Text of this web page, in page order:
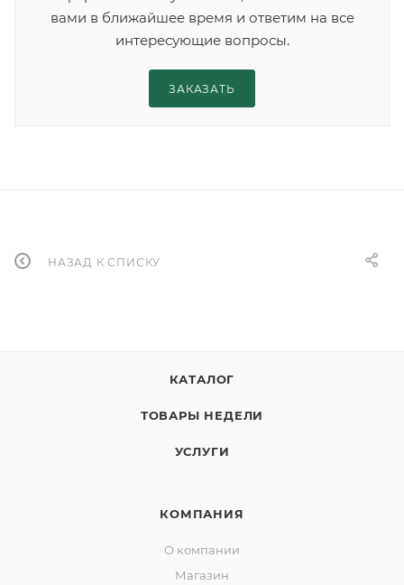
вами в ближайшее время и ответим на все
интересующие вопросы.
ЗАКАЗАТЬ
НАЗАД К СПИСКУ
КАТАЛОГ
ТОВАРЫ НЕДЕЛИ
УСЛУГИ
КОМПАНИЯ
О компании
Магазин